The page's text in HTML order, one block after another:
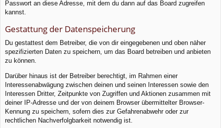
Passwort an diese Adresse, mit dem du dann auf das Board zugreifen
kannst.
Gestattung der Datenspeicherung
Du gestattest dem Betreiber, die von dir eingegebenen und oben näher
spezifizierten Daten zu speichern, um das Board betreiben und anbieten
zu können.
Darüber hinaus ist der Betreiber berechtigt, im Rahmen einer
Interessenabwägung zwischen deinen und seinen Interessen sowie den
Interessen Dritter, Zeitpunkte von Zugriffen und Aktionen zusammen mit
deiner IP-Adresse und der von deinem Browser übermittelter Browser-
Kennung zu speichern, sofern dies zur Gefahrenabwehr oder zur
rechtlichen Nachverfolgbarkeit notwendig ist.